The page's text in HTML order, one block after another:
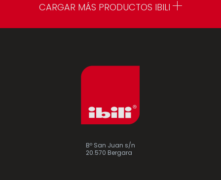
CARGAR MÁS PRODUCTOS IBILI
Bº San Juan s/n
20.570 Bergara